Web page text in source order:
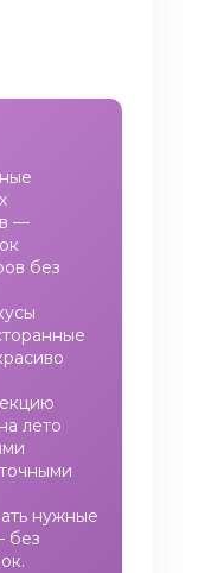
—
без
лето
нужные
без